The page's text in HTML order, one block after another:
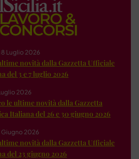
Luglio 2026
novità dalla Gazzetta Ufficiale
del 3 e 7 luglio 2026
2026
le ultime novità dalla Gazzetta
Italiana del 26 e 30 giugno 2026
Giugno 2026
novità dalla Gazzetta Ufficiale
del 23 giugno 2026